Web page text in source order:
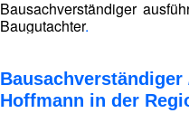
Bausachverständiger
Baugutachter.
Hoffmann in der